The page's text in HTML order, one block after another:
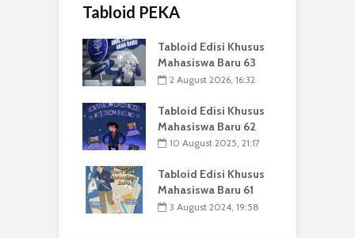
Tabloid PEKA
Tabloid Edisi Khusus
Mahasiswa Baru 63
2 August 2026, 16:32
Tabloid Edisi Khusus
Mahasiswa Baru 62
10 August 2025, 21:17
Tabloid Edisi Khusus
Mahasiswa Baru 61
3 August 2024, 19:58